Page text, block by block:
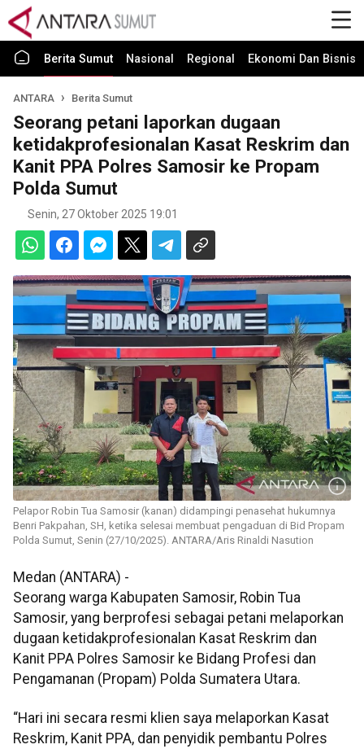
Berita Sumut Nasional Regional Ekonomi Dan Bisnis
ANTARA Berita Sumut
Seorang petani laporkan dugaan
ketidakprofesionalan Kasat Reskrim dan
Kanit PPA Polres Samosir ke Propam
Polda Sumut
Senin, 27 Oktober 2025 19:01
Pelapor Robin Tua Samosir (kanan) didampingi penasehat hukumnya
Benri Pakpahan, SH, ketika selesai membuat pengaduan di Bid Propam
Polda Sumut, Senin (27/10/2025). ANTARA/Aris Rinaldi Nasution
Medan (ANTARA) -
Seorang warga Kabupaten Samosir, Robin Tua
Samosir, yang berprofesi sebagai petani melaporkan
dugaan ketidakprofesionalan Kasat Reskrim dan
Kanit PPA Polres Samosir ke Bidang Profesi dan
Pengamanan (Propam) Polda Sumatera Utara.
“Hari ini secara resmi klien saya melaporkan Kasat
Reskrim, Kanit PPA, dan penyidik pembantu Polres